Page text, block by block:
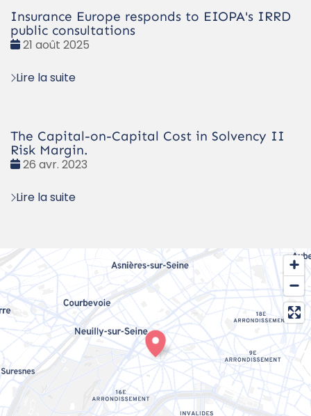
Insurance Europe responds to EIOPA's IRRD
public consultations
Date
21 août 2025
Lire la suite
The Capital-on-Capital Cost in Solvency II
Risk Margin.
Date
26 avr. 2023
Lire la suite